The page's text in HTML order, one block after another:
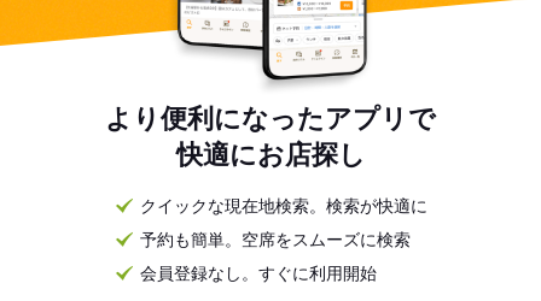
より便利になったアプリで
快適にお店探し
クイックな現在地検索。検索が快適に
予約も簡単。空席をスムーズに検索
会員登録なし。すぐに利用開始